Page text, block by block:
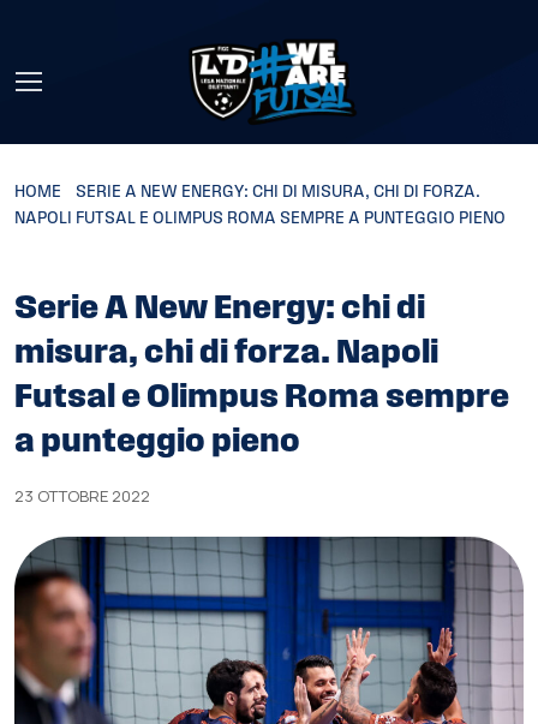
HOME
SERIE A NEW ENERGY: CHI DI MISURA, CHI DI FORZA.
NAPOLI FUTSAL E OLIMPUS ROMA SEMPRE A PUNTEGGIO PIENO
Serie A New Energy: chi di
misura, chi di forza. Napoli
Futsal e Olimpus Roma sempre
a punteggio pieno
23 OTTOBRE 2022